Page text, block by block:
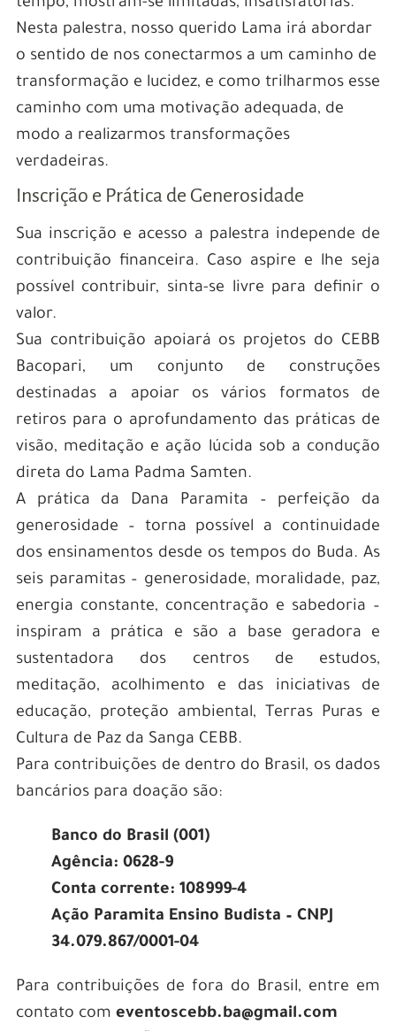
Nesta palestra, nosso querido Lama irá abordar
o sentido de nos conectarmos a um caminho de
transformação e lucidez, e como trilharmos esse
caminho com uma motivação adequada, de
modo a realizarmos transformações
verdadeiras.
Inscrição e Prática de Generosidade
Sua inscrição e acesso a palestra independe de
contribuição financeira. Caso aspire e lhe seja
possível contribuir, sinta-se livre para definir o
valor.
Sua contribuição apoiará os projetos do CEBB
Bacopari, um conjunto de construções
destinadas a apoiar os vários formatos de
retiros para o aprofundamento das práticas de
visão, meditação e ação lúcida sob a condução
direta do Lama Padma Samten.
A prática da Dana Paramita – perfeição da
generosidade – torna possível a continuidade
dos ensinamentos desde os tempos do Buda. As
seis paramitas – generosidade, moralidade, paz,
energia constante, concentração e sabedoria –
inspiram a prática e são a base geradora e
sustentadora dos centros de estudos,
meditação, acolhimento e das iniciativas de
educação, proteção ambiental, Terras Puras e
Cultura de Paz da Sanga CEBB.
Para contribuições de dentro do Brasil, os dados
bancários para doação são:
Banco do Brasil (001)
Agência: 0628-9
Conta corrente: 108999-4
Ação Paramita Ensino Budista – CNPJ
34.079.867/0001-04
Para contribuições de fora do Brasil, entre em
contato com eventoscebb.ba@gmail.com